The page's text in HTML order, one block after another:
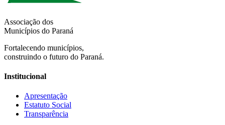
Associação dos
Municípios do Paraná
Fortalecendo municípios,
construindo o futuro do Paraná.
Institucional
Apresentação
Estatuto Social
Transparência